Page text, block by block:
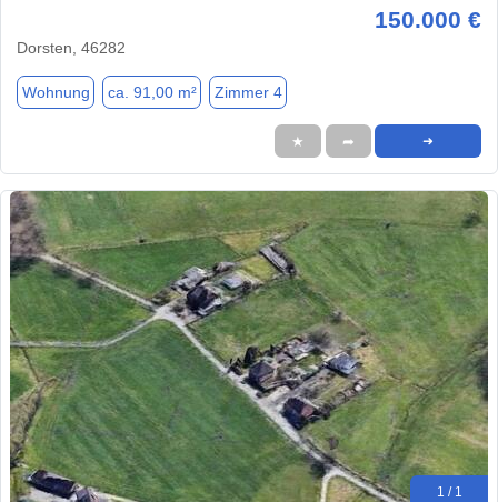
150.000 €
Dorsten, 46282
Wohnung ca. 91,00 m² Zimmer 4
★ ➦ ➜
1 / 1